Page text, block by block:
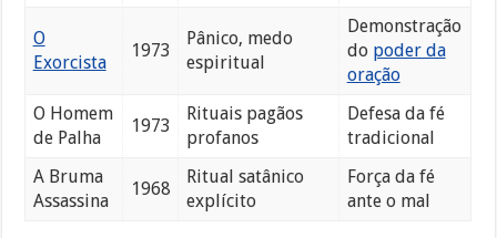
O
Exorcista
1973
Pânico, medo
espiritual
Demonstração
do poder da
oração
O Homem
de Palha
1973
Rituais pagãos
profanos
Defesa da fé
tradicional
A Bruma
Assassina
1968
Ritual satânico
explícito
Força da fé
ante o mal